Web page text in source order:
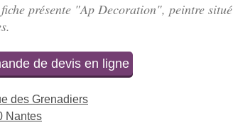
présente "Ap Decoration", peintre situé
de devis en ligne
des Grenadiers
Nantes